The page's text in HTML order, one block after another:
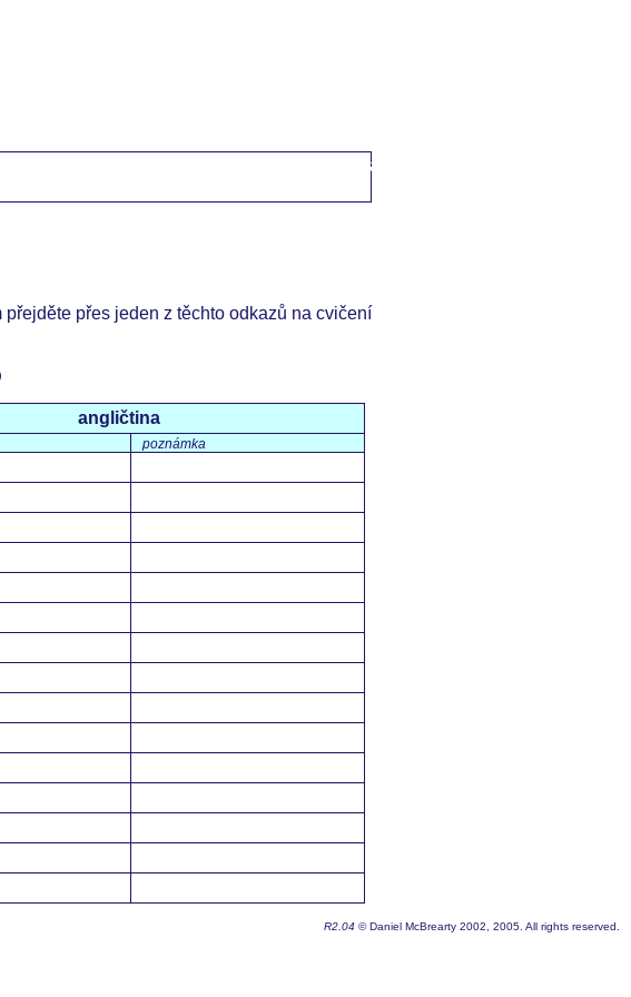
Česko-anglické fráze
přes jeden z těchto odkazů na cvičení
angličtina
poznámka
R2.04 © Daniel McBrearty 2002, 2005. All rights reserved.